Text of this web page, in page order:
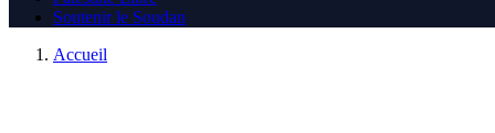
Soutenir le Soudan
Accueil